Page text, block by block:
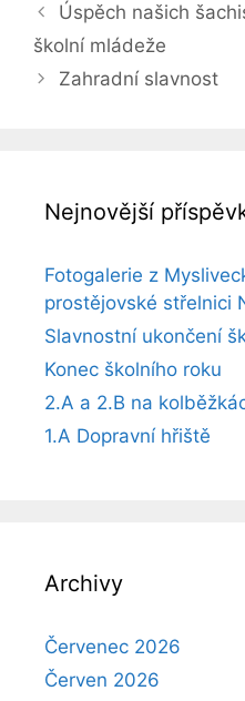
Úspěch našich
školní mládeže
Zahradní slavnost
Nejnovější
Fotogalerie z
prostějovské střelnici
Slavnostní ukončení
Konec školního roku
2.A a 2.B na
1.A Dopravní hřiště
Archivy
Červenec 2026
Červen 2026